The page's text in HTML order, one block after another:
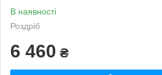
В наявності
Роздріб
6 460 ₴